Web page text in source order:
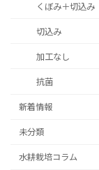
くぼみ＋切込み
切込み
加工なし
抗菌
新着情報
未分類
水耕栽培コラム